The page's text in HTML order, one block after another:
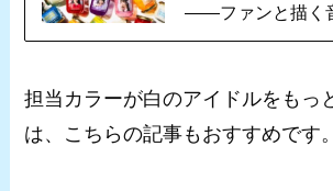
――ファンと描く
担当カラーが白のアイドルをもっ
は、こちらの記事もおすすめです。